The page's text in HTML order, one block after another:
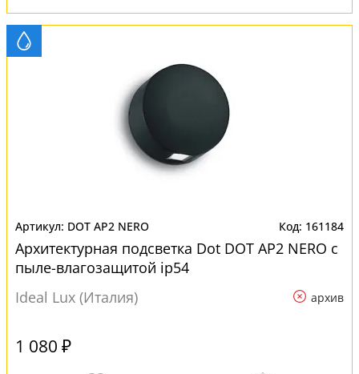
DOT AP2 NERO 161184
Архитектурная подсветка Dot DOT AP2 NERO с
пыле-влагозащитой ip54
Ideal Lux (Италия)
архив
1 080 ₽